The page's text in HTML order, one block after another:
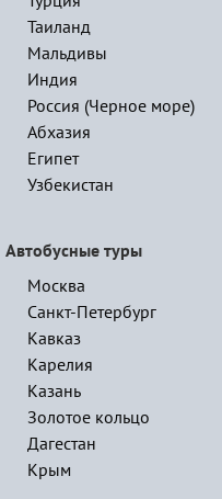
Таиланд
Мальдивы
Индия
Россия (Черное море)
Абхазия
Египет
Узбекистан
Автобусные туры
Москва
Санкт-Петербург
Кавказ
Карелия
Казань
Золотое кольцо
Дагестан
Крым